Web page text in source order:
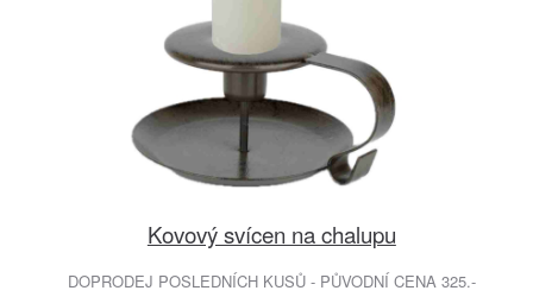
Kovový svícen na chalupu
DOPRODEJ POSLEDNÍCH KUSŮ - PŮVODNÍ CENA 325.-